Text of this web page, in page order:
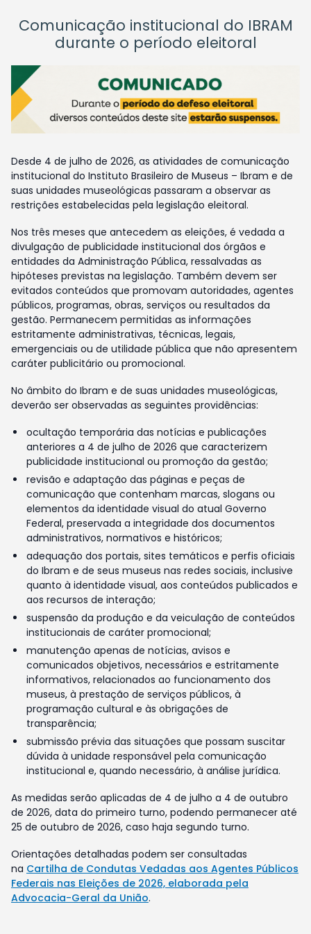
Comunicação institucional do IBRAM
durante o período eleitoral
Desde 4 de julho de 2026, as atividades de comunicação
institucional do Instituto Brasileiro de Museus – Ibram e de
suas unidades museológicas passaram a observar as
restrições estabelecidas pela legislação eleitoral.
Nos três meses que antecedem as eleições, é vedada a
divulgação de publicidade institucional dos órgãos e
entidades da Administração Pública, ressalvadas as
hipóteses previstas na legislação. Também devem ser
evitados conteúdos que promovam autoridades, agentes
públicos, programas, obras, serviços ou resultados da
gestão. Permanecem permitidas as informações
estritamente administrativas, técnicas, legais,
emergenciais ou de utilidade pública que não apresentem
caráter publicitário ou promocional.
No âmbito do Ibram e de suas unidades museológicas,
deverão ser observadas as seguintes providências:
ocultação temporária das notícias e publicações
anteriores a 4 de julho de 2026 que caracterizem
publicidade institucional ou promoção da gestão;
revisão e adaptação das páginas e peças de
comunicação que contenham marcas, slogans ou
elementos da identidade visual do atual Governo
Federal, preservada a integridade dos documentos
administrativos, normativos e históricos;
adequação dos portais, sites temáticos e perfis oficiais
do Ibram e de seus museus nas redes sociais, inclusive
quanto à identidade visual, aos conteúdos publicados e
aos recursos de interação;
suspensão da produção e da veiculação de conteúdos
institucionais de caráter promocional;
manutenção apenas de notícias, avisos e
comunicados objetivos, necessários e estritamente
informativos, relacionados ao funcionamento dos
museus, à prestação de serviços públicos, à
programação cultural e às obrigações de
transparência;
submissão prévia das situações que possam suscitar
dúvida à unidade responsável pela comunicação
institucional e, quando necessário, à análise jurídica.
As medidas serão aplicadas de 4 de julho a 4 de outubro
de 2026, data do primeiro turno, podendo permanecer até
25 de outubro de 2026, caso haja segundo turno.
Orientações detalhadas podem ser consultadas
na Cartilha de Condutas Vedadas aos Agentes Públicos
Federais nas Eleições de 2026, elaborada pela
Advocacia-Geral da União.